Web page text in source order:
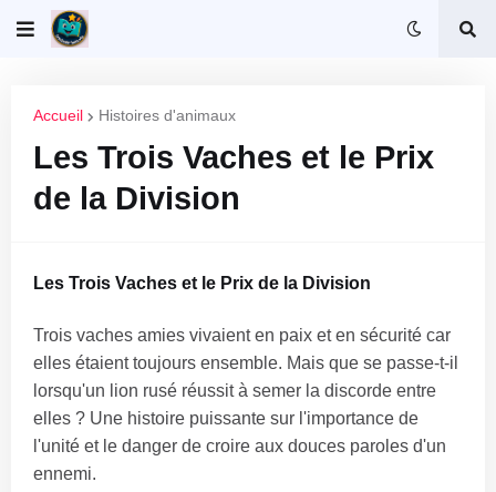
Accueil Histoires d'animaux
Les Trois Vaches et le Prix
de la Division
Les Trois Vaches et le Prix de la Division
Trois vaches amies vivaient en paix et en sécurité car
elles étaient toujours ensemble. Mais que se passe-t-il
lorsqu'un lion rusé réussit à semer la discorde entre
elles ? Une histoire puissante sur l'importance de
l'unité et le danger de croire aux douces paroles d'un
ennemi.